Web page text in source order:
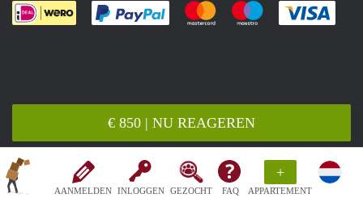
AANMELDEN INLOGGEN GEZOCHT FAQ
+
APPARTEMENT
€ 850 | NU REAGEREN
Je rekent gemakkelijk af met Paypal
Je rekent gemakkelijk af met
Je rekent